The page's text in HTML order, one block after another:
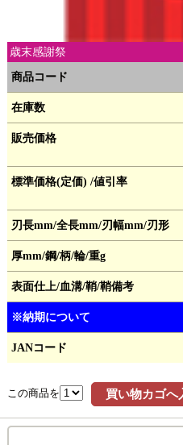
歳末感謝祭
商品コード
在庫数
販売価格
標準価格(定価) /値引率
刃長mm/全長mm/刃幅mm/刃形
厚mm/鋼/柄/輪/重g
表面仕上/血溝/鞘/鞘備考
※納期について
JANコード
この商品を 買い物カゴへ